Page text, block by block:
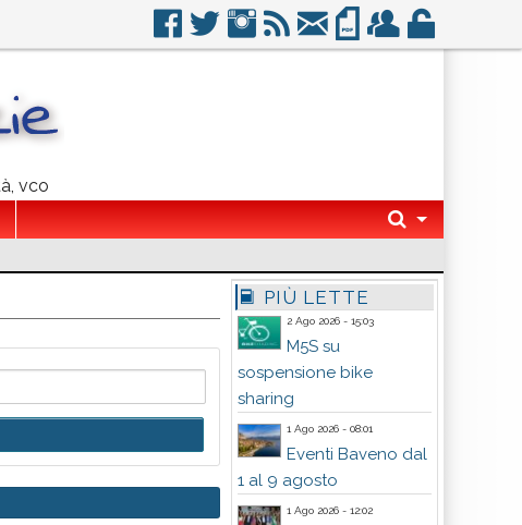
vco
PIÙ LETTE
2 Ago 2026 - 15:03
M5S su
sospensione bike
sharing
1 Ago 2026 - 08:01
Eventi Baveno dal
1 al 9 agosto
1 Ago 2026 - 12:02